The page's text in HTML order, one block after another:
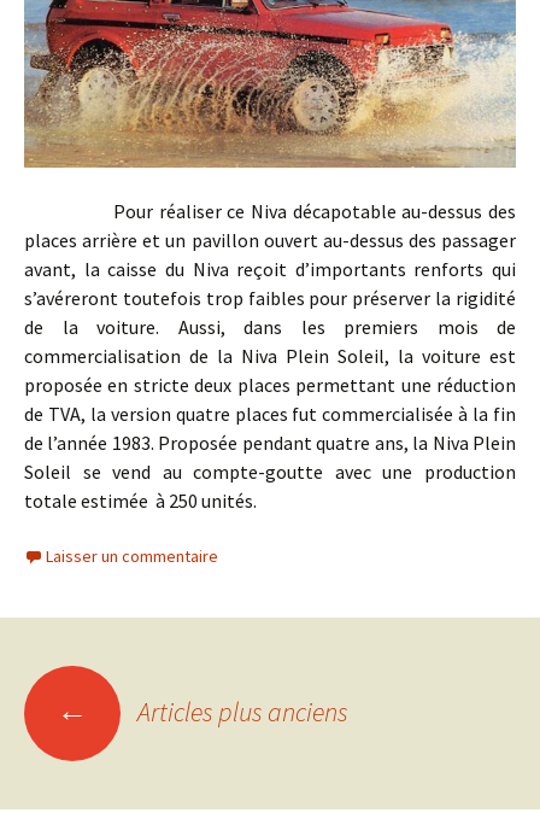
Pour réaliser ce Niva décapotable au-dessus des
places arrière et un pavillon ouvert au-dessus des passager
avant, la caisse du Niva reçoit d’importants renforts qui
s’avéreront toutefois trop faibles pour préserver la rigidité
de la voiture. Aussi, dans les premiers mois de
commercialisation de la Niva Plein Soleil, la voiture est
proposée en stricte deux places permettant une réduction
de TVA, la version quatre places fut commercialisée à la fin
de l’année 1983. Proposée pendant quatre ans, la Niva Plein
Soleil se vend au compte-goutte avec une production
totale estimée à 250 unités.
Laisser un commentaire
Navigation
des
← Articles plus anciens